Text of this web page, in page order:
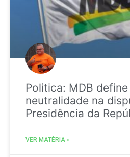
Politica: MDB
neutralidade na
Presidência da
VER MATÉRIA »